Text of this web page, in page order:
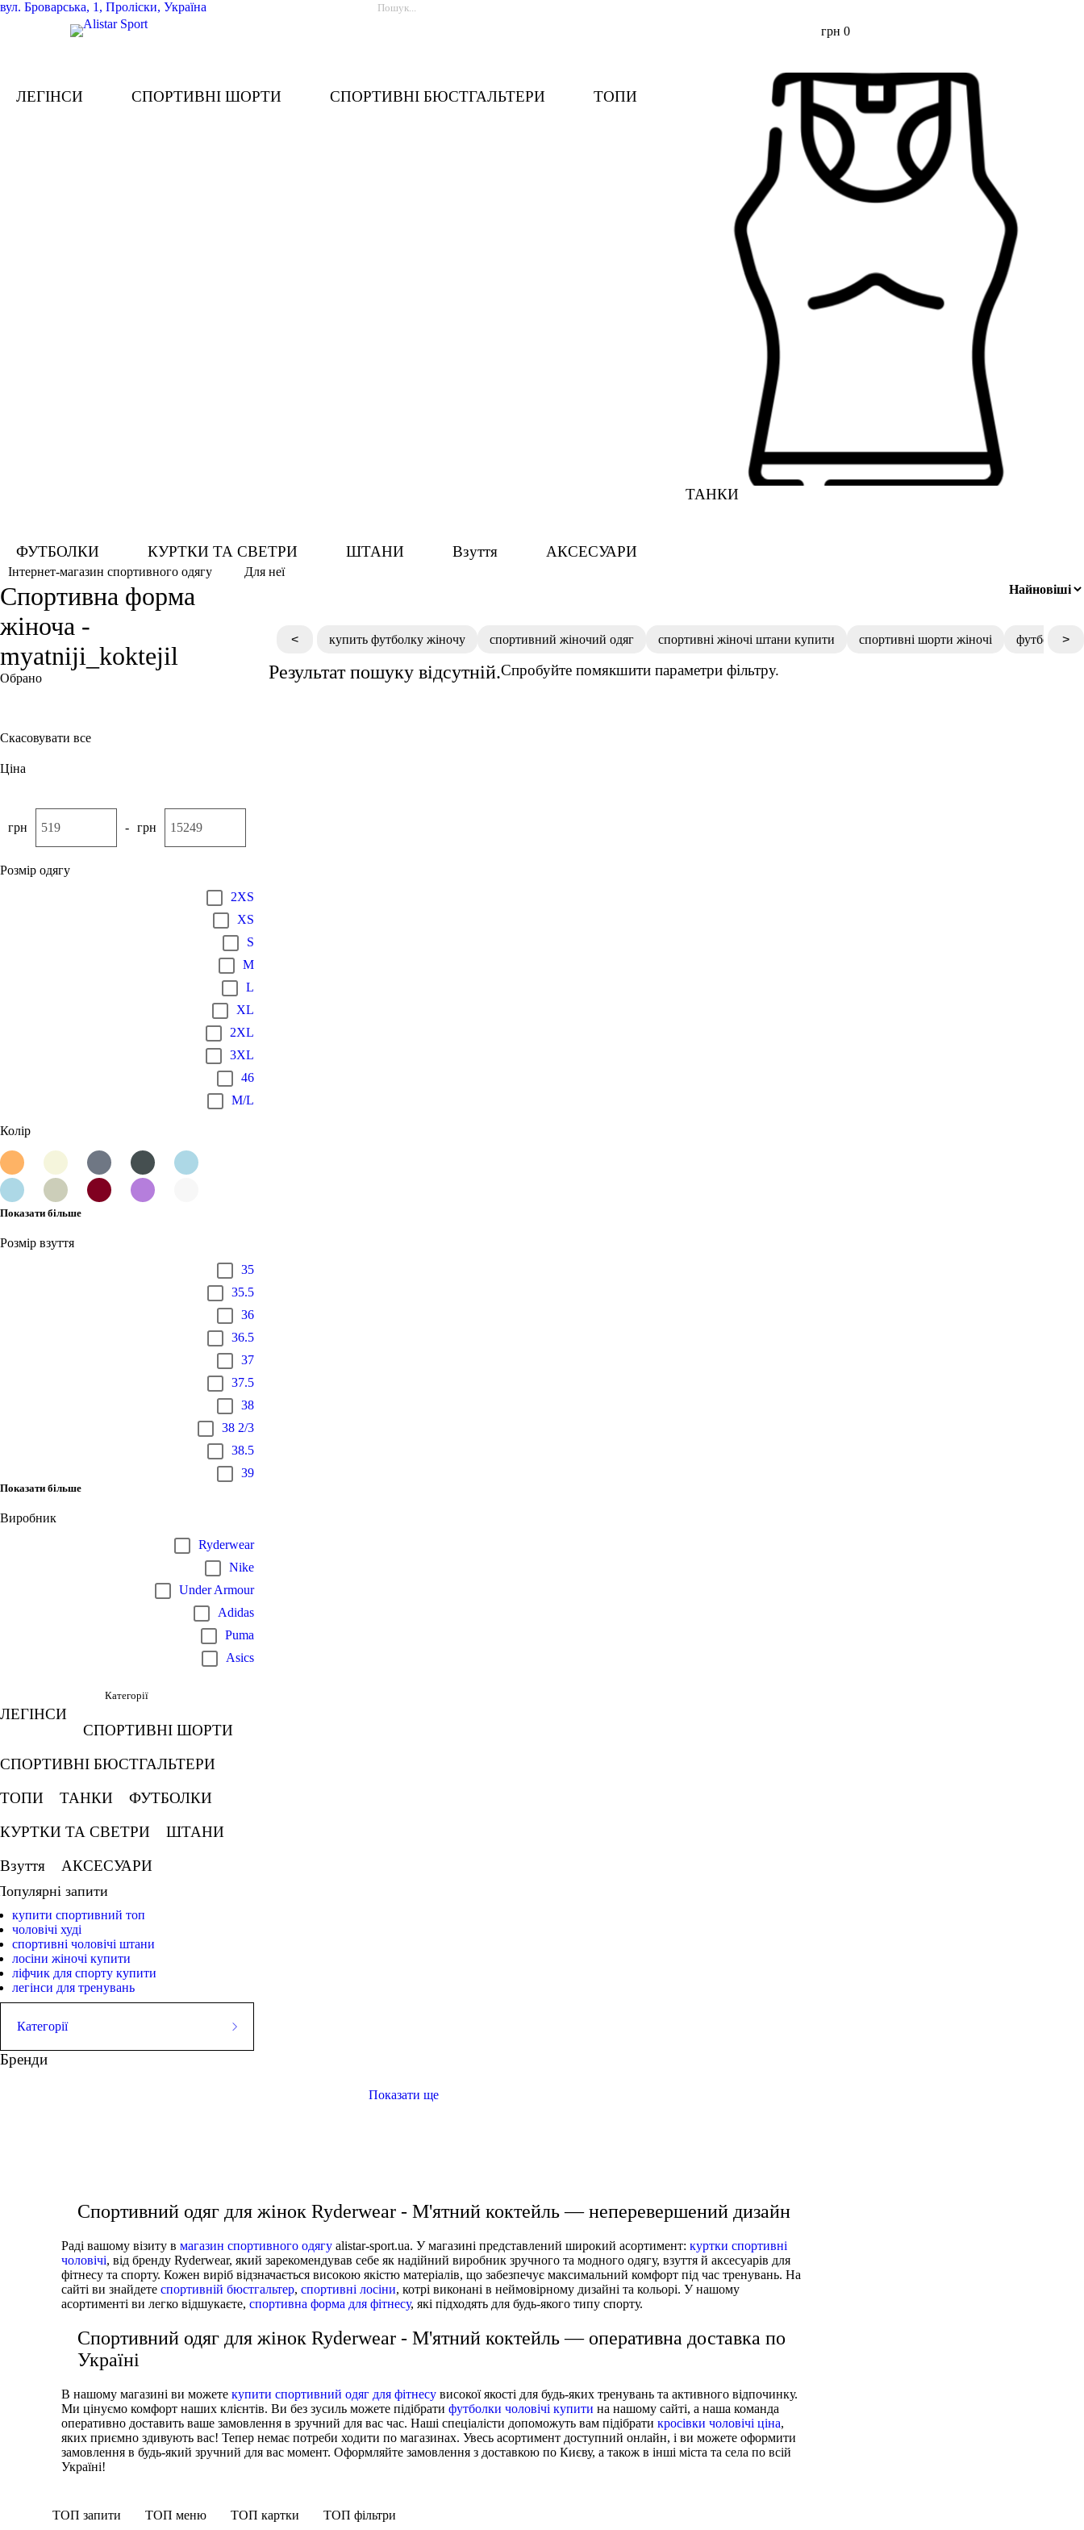
вул. Броварська, 1, Проліски, Україна
грн 0
ЛЕГІНСИ СПОРТИВНІ ШОРТИ СПОРТИВНІ БЮСТГАЛЬТЕРИ ТОПИ
ТАНКИ
ФУТБОЛКИ КУРТКИ ТА СВЕТРИ ШТАНИ Взуття АКСЕСУАРИ
Інтернет-магазин спортивного одягу Для неї
Спортивна форма
жіноча -
myatniji_koktejil
Обрано
Скасовувати все
Ціна
грн - грн
Розмір одягу
2XS
XS
S
M
L
XL
2XL
3XL
46
M/L
Колір
Показати більше
Розмір взуття
35
35.5
36
36.5
37
37.5
38
38 2/3
38.5
39
Показати більше
Виробник
Ryderwear
Nike
Under Armour
Adidas
Puma
Asics
Категорії
ЛЕГІНСИ
СПОРТИВНІ ШОРТИ
СПОРТИВНІ БЮСТГАЛЬТЕРИ
ТОПИ
ТАНКИ
ФУТБОЛКИ
КУРТКИ ТА СВЕТРИ
ШТАНИ
Взуття
АКСЕСУАРИ
запити
купити спортивний топ
чоловічі худі
спортивні чоловічі штани
лосіни жіночі купити
ліфчик для спорту купити
легінси для тренувань
Категорії
ЛЕГІНСИ
АКСЕСУАРИ
< купить футболку жіночу спортивний жіночий одяг спортивні жіночі штани купити спортивні шорти жіночі футболка>
Результат пошуку відсутній.Спробуйте помякшити параметри фільтру.
Бренди
Показати ще
Спортивний одяг для жінок Ryderwear - М'ятний коктейль — неперевершений дизайн
Раді вашому візиту вмагазин спортивного одягу alistar-sport.ua. У магазині представлений широкий асортимент:куртки спортивні
чоловічі, від бренду Ryderwear, який зарекомендував себе як надійний виробник зручного та модного одягу, взуття й аксесуарів для
фітнесу та спорту. Кожен виріб відзначається високою якістю матеріалів, що забезпечує максимальний комфорт під час тренувань. На
сайті ви знайдетеспортивній бюстгальтер,спортивні лосіни, котрі виконані в неймовірному дизайні та кольорі. У нашому
асортименті ви легко відшукаєте,спортивна форма для фітнесу, які підходять для будь-якого типу спорту.
Спортивний одяг для жінок Ryderwear - М'ятний коктейль — оперативна доставка по
Україні
В нашому магазині ви можетекупити спортивний одяг для фітнесу високої якості для будь-яких тренувань та активного відпочинку.
Ми цінуємо комфорт наших клієнтів. Ви без зусиль можете підібратифутболки чоловічі купити на нашому сайті, а наша команда
оперативно доставить ваше замовлення в зручний для вас час. Наші спеціалісти допоможуть вам підібратикросівки чоловічі ціна,
яких приємно здивують вас! Тепер немає потреби ходити по магазинах. Увесь асортимент доступний онлайн, і ви можете оформити
замовлення в будь-який зручний для вас момент. Оформляйте замовлення з доставкою по Києву, а також в інші міста та села по всій
Україні!
ТОП запити ТОП меню ТОП картки ТОП фільтри